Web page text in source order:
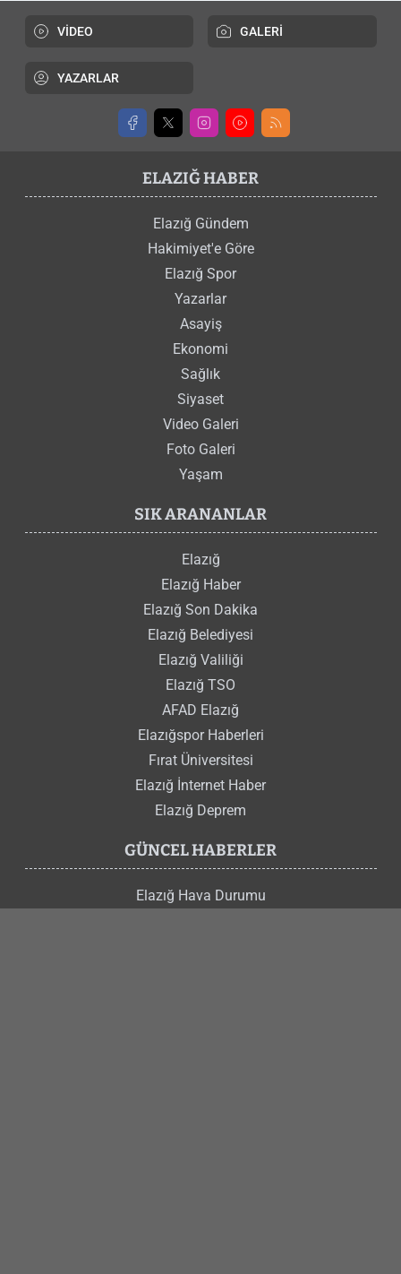
VİDEO GALERİ
YAZARLAR
ELAZIĞ HABER
Elazığ Gündem
Hakimiyet'e Göre
Elazığ Spor
Yazarlar
Asayiş
Ekonomi
Sağlık
Siyaset
Video Galeri
Foto Galeri
Yaşam
SIK ARANANLAR
Elazığ
Elazığ Haber
Elazığ Son Dakika
Elazığ Belediyesi
Elazığ Valiliği
Elazığ TSO
AFAD Elazığ
Elazığspor Haberleri
Fırat Üniversitesi
Elazığ İnternet Haber
Elazığ Deprem
GÜNCEL HABERLER
Elazığ Hava Durumu